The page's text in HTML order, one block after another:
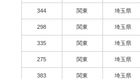
344 関東 埼玉県
298 関東 埼玉県
335 関東 埼玉県
275 関東 埼玉県
383 関東 埼玉県